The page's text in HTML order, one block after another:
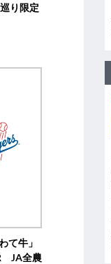
り限定
て牛」
JA全農